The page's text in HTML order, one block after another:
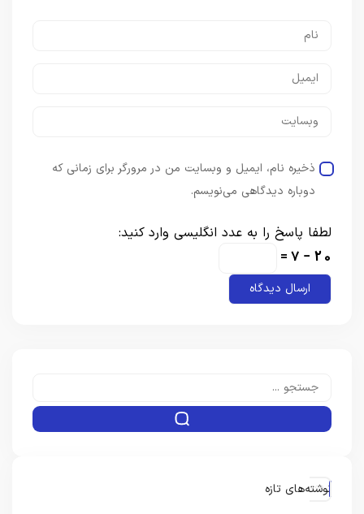
ذخیره نام، ایمیل و وبسایت من در مرورگر برای زمانی که
دوباره دیدگاهی می‌نویسم.
لطفا پاسخ را به عدد انگلیسی وارد کنید:
20 − 7 =
نوشته‌های تازه